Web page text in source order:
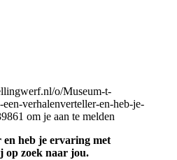
o/Museum-t-
verhalenverteller-en-heb-je-
om je aan te melden
en heb je ervaring met
op zoek naar jou.